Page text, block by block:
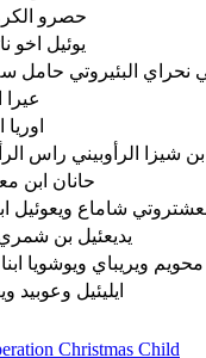
حصرو
يوئيل اخو
نحراي البئيروتي حامل
حانان ابن
شاماع ويعوئيل
يديعئيل بن
محويم ويريباي ويوشويا
ايليئيل